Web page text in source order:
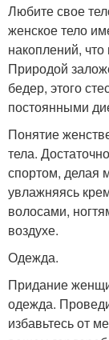
Любите свое
женское тело
накоплений, что
Природой
бедер, этого
постоянными
Понятие
тела.
спортом, делая
увлажняясь
волосами,
воздухе.
Одежда.
Придание
одежда.
избавьтесь от